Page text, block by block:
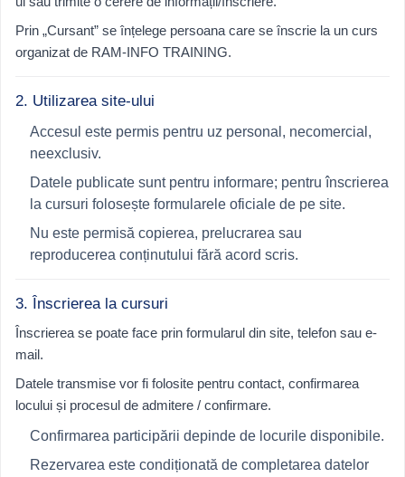
Prin „Cursant” se înțelege persoana care se înscrie la un curs
organizat de RAM-INFO TRAINING.
2. Utilizarea site-ului
Accesul este permis pentru uz personal, necomercial,
neexclusiv.
Datele publicate sunt pentru informare; pentru înscrierea
la cursuri folosește formularele oficiale de pe site.
Nu este permisă copierea, prelucrarea sau
reproducerea conținutului fără acord scris.
3. Înscrierea la cursuri
Înscrierea se poate face prin formularul din site, telefon sau e-
mail.
Datele transmise vor fi folosite pentru contact, confirmarea
locului și procesul de admitere / confirmare.
Confirmarea participării depinde de locurile disponibile.
Rezervarea este condiționată de completarea datelor